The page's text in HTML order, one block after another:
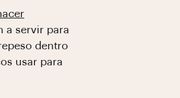
a servir para
dentro
usar para